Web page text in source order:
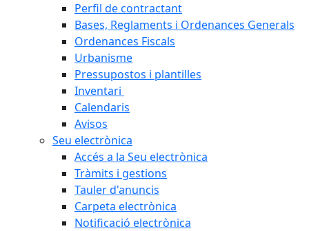
Perfil de contractant
Bases, Reglaments i Ordenances Generals
Ordenances Fiscals
Urbanisme
Pressupostos i plantilles
Inventari
Calendaris
Avisos
Seu electrònica
Accés a la Seu electrònica
Tràmits i gestions
Tauler d'anuncis
Carpeta electrònica
Notificació electrònica